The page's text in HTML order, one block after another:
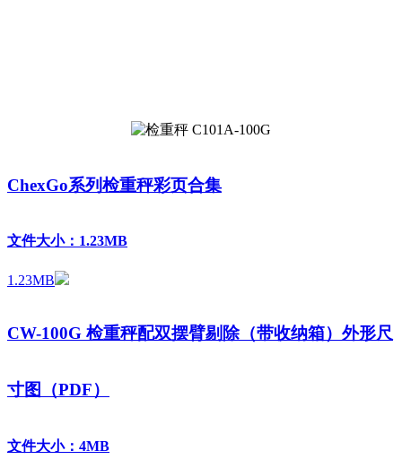
ChexGo系列检重秤彩页合集
文件大小：1.23MB
1.23MB
CW-100G 检重秤配双摆臂剔除（带收纳箱）外形尺
寸图（PDF）
文件大小：4MB